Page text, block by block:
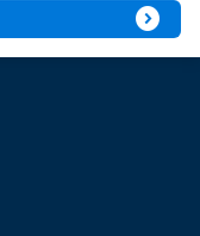
expand_circle_right